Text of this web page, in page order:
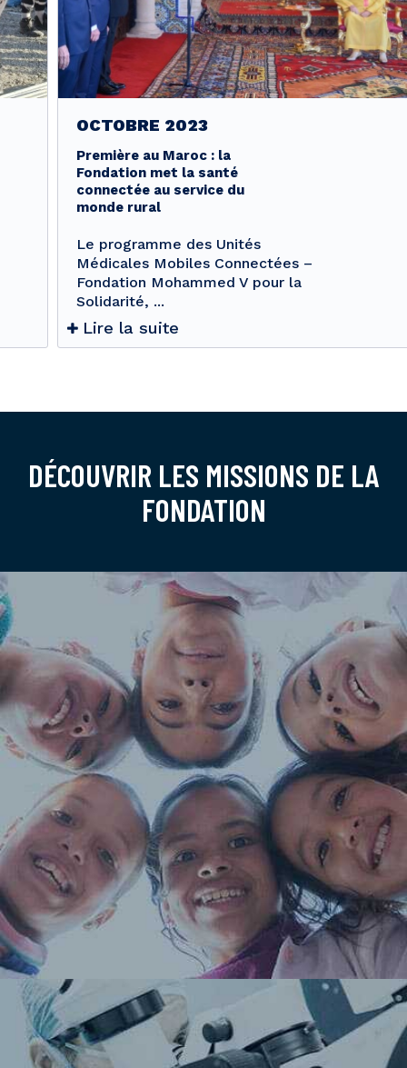
OCTOBRE 2023
Première au Maroc : la
Fondation met la santé
connectée au service du
monde rural
Le programme des Unités
Médicales Mobiles Connectées –
Fondation Mohammed V pour la
Solidarité, ...
Lire la suite
DÉCOUVRIR LES MISSIONS DE LA
FONDATION